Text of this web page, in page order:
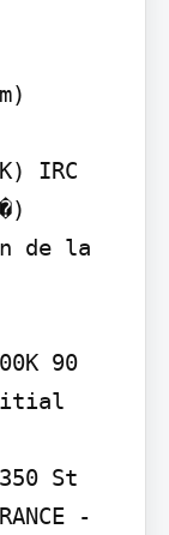
IRC
de la
90
St
-